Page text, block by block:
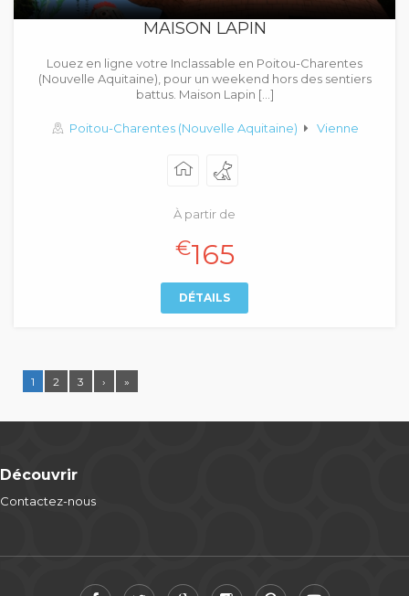
MAISON LAPIN
Louez en ligne votre Inclassable en Poitou-Charentes
(Nouvelle Aquitaine), pour un weekend hors des sentiers
battus. Maison Lapin […]
Poitou-Charentes (Nouvelle Aquitaine) Vienne
À partir de
€165
DÉTAILS
1 2 3 › »
Découvrir
Contactez-nous